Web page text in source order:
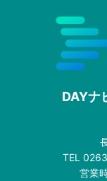
DAYナ
TEL
営業